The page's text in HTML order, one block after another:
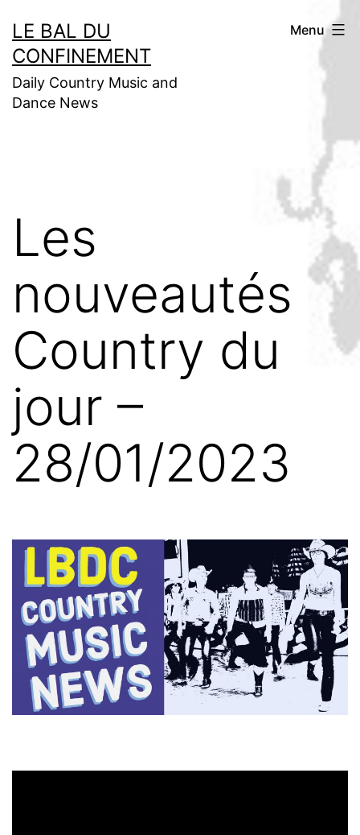
au
contenu
LE BAL DU
CONFINEMENT
Daily Country Music and
Dance News
Menu
Les
nouveautés
Country du
jour –
28/01/2023